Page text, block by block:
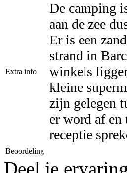
Extra info
De camping
aan de zee
Er is een
strand in
winkels
kleine
zijn gelegen
er word af en
receptie
Beoordeling
Deel je ervaring